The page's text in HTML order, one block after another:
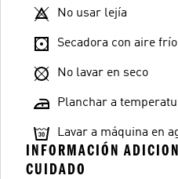
No usar lejía
Secadora con aire frío
No lavar en seco
Planchar a
Lavar a máquina en
INFORMACIÓN
CUIDADO